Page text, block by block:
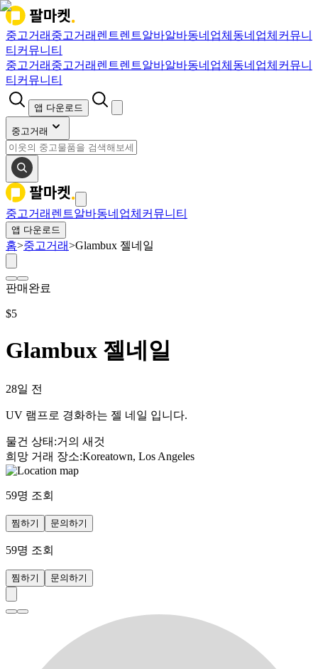
중고거래 중고거래 렌트렌트알바알바동네업체 동네업체 커뮤니
티 커뮤니티
중고거래 중고거래 렌트렌트알바알바동네업체 동네업체 커뮤니
티 커뮤니티
앱 다운로드
중고거래
중고거래 렌트알바동네업체 커뮤니티
앱 다운로드
홈>중고거래>Glambux 젤네일
판매완료
$5
Glambux 젤네일
28일 전
UV 램프로 경화하는 젤 네일 입니다.
물건 상태 :거의 새것
희망 거래 장소:Koreatown, Los Angeles
59명 조회
찜하기 문의하기
59명 조회
찜하기 문의하기